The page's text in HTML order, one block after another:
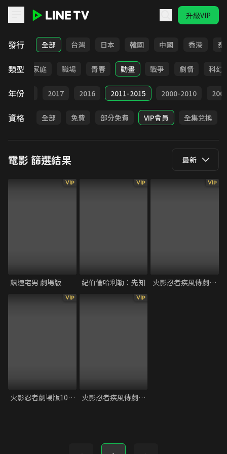
升級VIP
LINE TV - 電影
發行 全部 台灣 日本 韓國 中國 香港 泰
類型
影展 家庭 職場 青春 動畫 戰爭 劇情 科幻
年份
2018 2017 2016 2011-2015 2000-2010
資格 全部 免費 部分免費 VIP會員 全集兌換
電影篩選結果 最新
VIP
飆速宅男 劇場版
VIP
紀伯倫哈利勒：先知
VIP
火影忍者疾風傳劇場版9：忍者之路
VIP
火影忍者劇場版10：最終章
VIP
火影忍者疾風傳劇場版8：血獄